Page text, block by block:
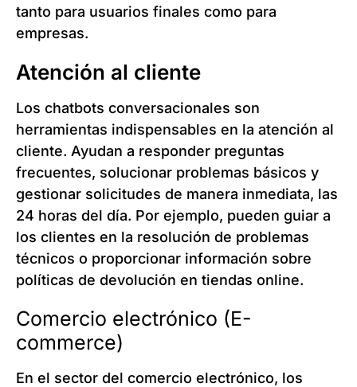
tanto para usuarios finales como para
empresas.
Atención al cliente
Los chatbots conversacionales son
herramientas indispensables en la atención al
cliente. Ayudan a responder preguntas
frecuentes, solucionar problemas básicos y
gestionar solicitudes de manera inmediata, las
24 horas del día. Por ejemplo, pueden guiar a
los clientes en la resolución de problemas
técnicos o proporcionar información sobre
políticas de devolución en tiendas online.
Comercio electrónico (E-
commerce)
En el sector del comercio electrónico, los